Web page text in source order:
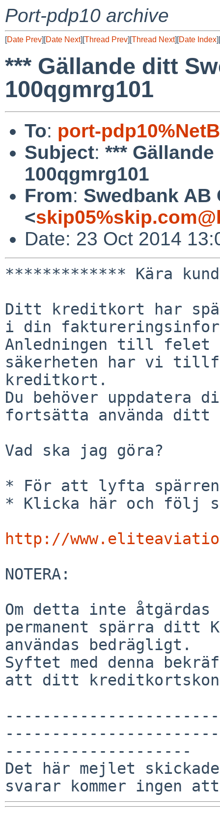
Port-pdp10 archive
[Date Prev][Date Next][Thread Prev][Thread Next][Date Index][
*** Gällande ditt
100qgmrg101
To: port-
Subject: ***
100qgmrg101
From: Swedbank AB
<
Date: 23 Oct 2014
************* Kära
Ditt kreditkort har
i din
Anledningen till felet
säkerheten har vi
kreditkort.
Du behöver uppdatera
fortsätta använda
Vad ska jag göra?
* För att lyfta spärren
* Klicka här och följ
http://
NOTERA:
Om detta inte åtgärdas
permanent spärra ditt
användas bedrägligt.
Syftet med denna
att ditt
--------------------
Det här mejlet